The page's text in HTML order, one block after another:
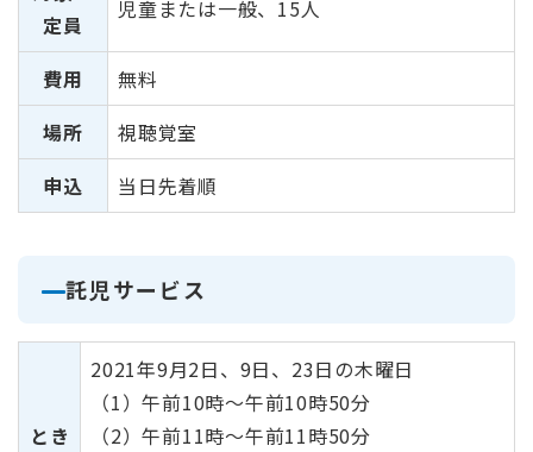
定員
児童または一般、15人
費用
無料
場所
視聴覚室
申込
当日先着順
託児サービス
とき
2021年9月2日、9日、23日の木曜日
（1）午前10時～午前10時50分
（2）午前11時～午前11時50分